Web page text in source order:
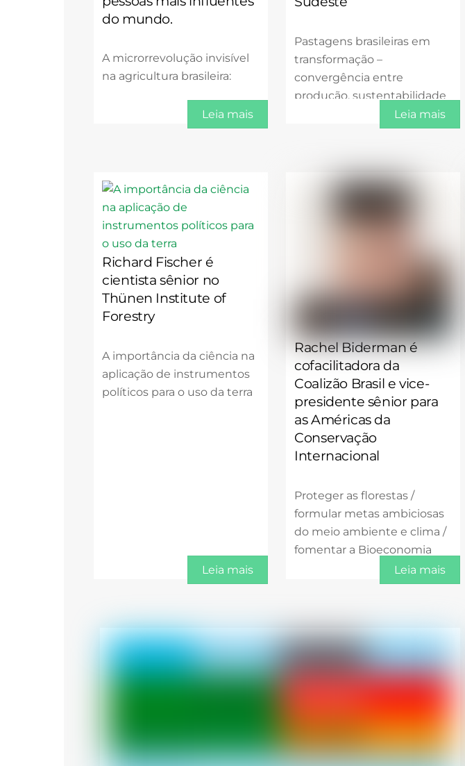
do mundo.
A microrrevolução invisível
na agricultura brasileira:
Leia mais
Pastagens brasileiras em
transformação –
convergência entre
produção, sustentabilidade
Leia mais
Richard Fischer é
cientista sênior no
Thünen Institute of
Forestry
A importância da ciência na
aplicação de instrumentos
políticos para o uso da terra
Leia mais
Rachel Biderman é
cofacilitadora da
Coalizão Brasil e vice-
presidente sênior para
as Américas da
Conservação
Internacional
Proteger as florestas /
formular metas ambiciosas
do meio ambiente e clima /
fomentar a Bioeconomia
Leia mais